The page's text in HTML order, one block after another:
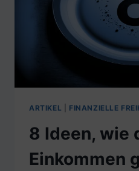
ARTIKEL FINANZIELLE
8 Ideen, wie
Einkommen